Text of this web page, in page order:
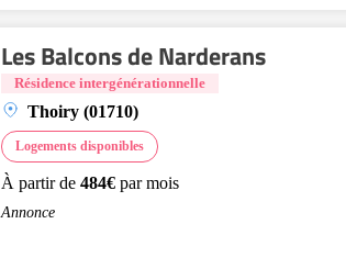
Les Balcons de Narderans
Résidence intergénérationnelle
Thoiry (01710)
Logements disponibles
À partir de 484€ par mois
Annonce